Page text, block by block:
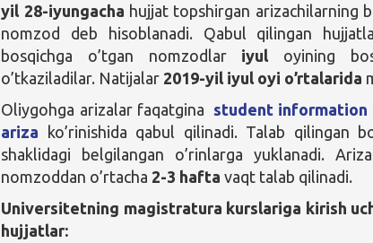
yil 28-iyungacha hujjat topshirgan arizachilarning
nomzod deb hisoblanadi. Qabul qilingan
bosqichga o’tgan nomzodlar iyul oyining
o’tkaziladilar. Natijalar 2019-yil iyul oyi o’rtalarida
Oliygohga arizalar faqatgina student information
ariza ko’rinishida qabul qilinadi. Talab qilingan
shaklidagi belgilangan o’rinlarga yuklanadi.
nomzoddan o’rtacha 2-3 hafta vaqt talab qilinadi.
Universitetning magistratura kurslariga kirish
hujjatlar: